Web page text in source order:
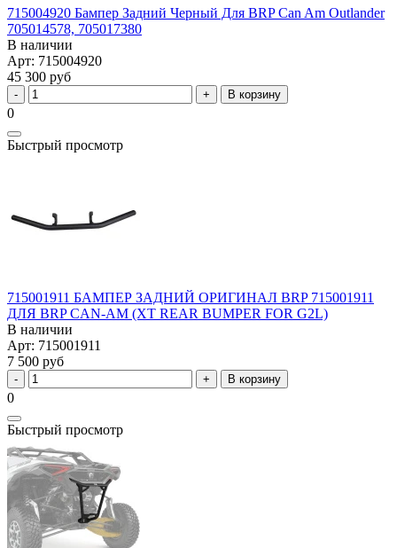
715004920 Бампер Задний Черный Для BRP Can Am Outlander
705014578, 705017380
В наличии
Арт: 715004920
45 300 руб
В корзину
0
Быстрый просмотр
715001911 БАМПЕР ЗАДНИЙ ОРИГИНАЛ BRP 715001911
ДЛЯ BRP CAN-AM (XT REAR BUMPER FOR G2L)
В наличии
Арт: 715001911
7 500 руб
В корзину
0
Быстрый просмотр